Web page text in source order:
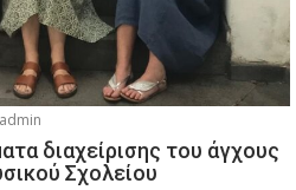
διαχείρισης του άγχους
Σχολείου